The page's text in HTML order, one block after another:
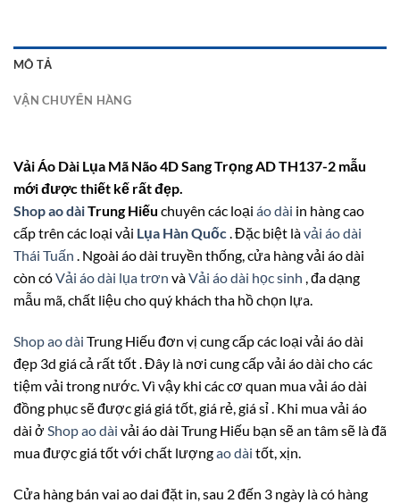
MÔ TẢ
VẬN CHUYỂN HÀNG
Vải Áo Dài Lụa Mã Não 4D Sang Trọng AD TH137-2 mẫu
mới được thiết kế rất đẹp.
Shop ao dàiTrung Hiếu chuyên các loại áo dài in hàng cao
cấp trên các loại vải Lụa Hàn Quốc. Đặc biệt làvải áo dài
Thái Tuấn . Ngoài áo dài truyền thống, cửa hàng vải áo dài
còn cóVải áo dài lụa trơn vàVải áo dài học sinh , đa dạng
mẫu mã, chất liệu cho quý khách tha hồ chọn lựa.
Shop ao dài Trung Hiếu đơn vị cung cấp các loại vải áo dài
đẹp 3d giá cả rất tốt . Đây là nơi cung cấp vải áo dài cho các
tiệm vải trong nước. Vì vậy khi các cơ quan mua vải áo dài
đồng phục sẽ được giá giá tốt, giá rẻ, giá sỉ . Khi mua vải áo
dài ở Shop ao dài vải áo dài Trung Hiếu bạn sẽ an tâm sẽ là đã
mua được giá tốt với chất lượngao dài tốt, xịn.
Cửa hàng bán vai ao dai đặt in, sau 2 đến 3 ngày là có hàng